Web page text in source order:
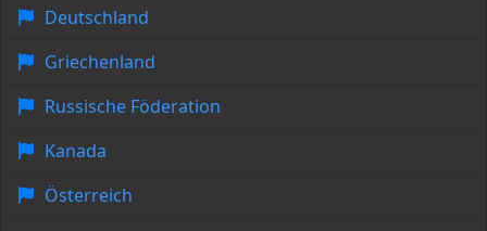
Deutschland
Griechenland
Russische Föderation
Kanada
Österreich